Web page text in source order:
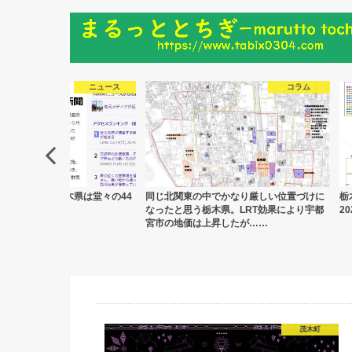
ニュース
ンキング、栃木県は堂々の44
コラム
同じ北関東の中でかなり厳しい位置づけに
なったと思う栃木県。LRT効果により宇都
宮市の地価は上昇したが……
栃
茂木町